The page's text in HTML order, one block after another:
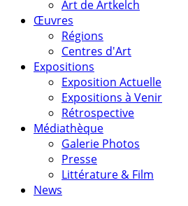
Art de Artkelch
Œuvres
Régions
Centres d'Art
Expositions
Exposition Actuelle
Expositions à Venir
Rétrospective
Médiathèque
Galerie Photos
Presse
Littérature & Film
News